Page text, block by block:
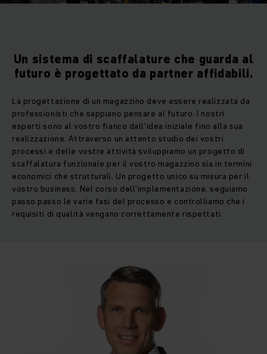
Un sistema di scaffalature che guarda al
futuro è progettato da partner affidabili.
La progettazione di un magazzino deve essere realizzata da
professionisti che sappiano pensare al futuro. I nostri
esperti sono al vostro fianco dall'idea iniziale fino alla sua
realizzazione. Attraverso un attento studio dei vostri
processi e delle vostre attività sviluppiamo un progetto di
scaffalatura funzionale per il vostro magazzino sia in termini
economici che strutturali. Un progetto unico su misura per il
vostro business. Nel corso dell’implementazione, seguiamo
passo passo le varie fasi del processo e controlliamo che i
requisiti di qualità vengano correttamente rispettati.